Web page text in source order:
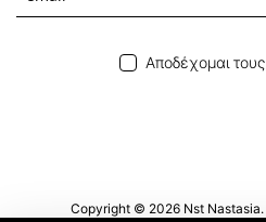
Αποδέχομαι
Copyright © 2026 Nst Nastasia.